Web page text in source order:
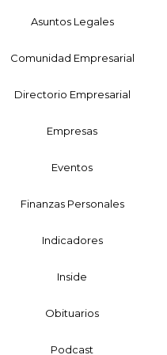
Asuntos Legales
Comunidad Empresarial
Directorio Empresarial
Empresas
Eventos
Finanzas Personales
Indicadores
Inside
Obituarios
Podcast